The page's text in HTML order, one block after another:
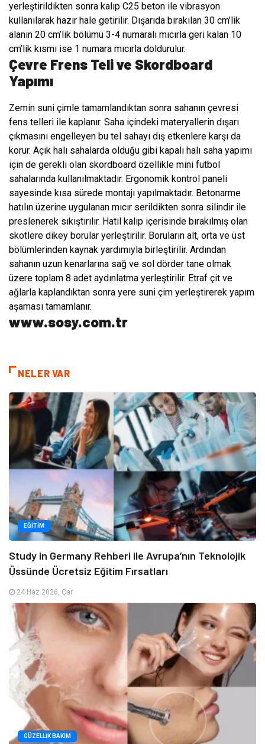
yerleştirildikten sonra kalıp C25 beton ile vibrasyon
kullanılarak hazır hale getirilir. Dışarıda bırakılan 30 cm’lik
alanın 20 cm’lik bölümü 3-4 numaralı mıcırla geri kalan 10
cm’lik kısmı ise 1 numara mıcırla doldurulur.
Çevre Frens Teli ve Skordboard
Yapımı
Zemin suni çimle tamamlandıktan sonra sahanın çevresi
fens telleri ile kaplanır. Saha içindeki materyallerin dışarı
çıkmasını engelleyen bu tel sahayı dış etkenlere karşı da
korur. Açık halı sahalarda olduğu gibi kapalı halı saha yapımı
için de gerekli olan skordboard özellikle mini futbol
sahalarında kullanılmaktadır. Ergonomik kontrol paneli
sayesinde kısa sürede montajı yapılmaktadır. Betonarme
hatılın üzerine uygulanan mıcır serildikten sonra silindir ile
preslenerek sıkıştırılır. Hatıl kalıp içerisinde bırakılmış olan
skotlere dikey borular yerleştirilir. Boruların alt, orta ve üst
bölümlerinden kaynak yardımıyla birleştirilir. Ardından
sahanın uzun kenarlarına sağ ve sol dörder tane olmak
üzere toplam 8 adet aydınlatma yerleştirilir. Etraf çit ve
ağlarla kaplandıktan sonra yere suni çim yerleştirerek yapım
aşaması tamamlanır.
www.sosy.com.tr
NELER VAR
EĞITIM
Study in Germany Rehberi ile Avrupa’nın Teknolojik
Üssünde Ücretsiz Eğitim Fırsatları
24 Haz 2026, Çar
GÜZELLIK BAKIM